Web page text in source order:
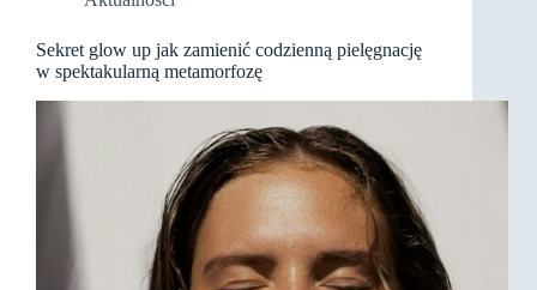
Sekret glow up jak zamienić codzienną pielęgnację
w spektakularną metamorfozę